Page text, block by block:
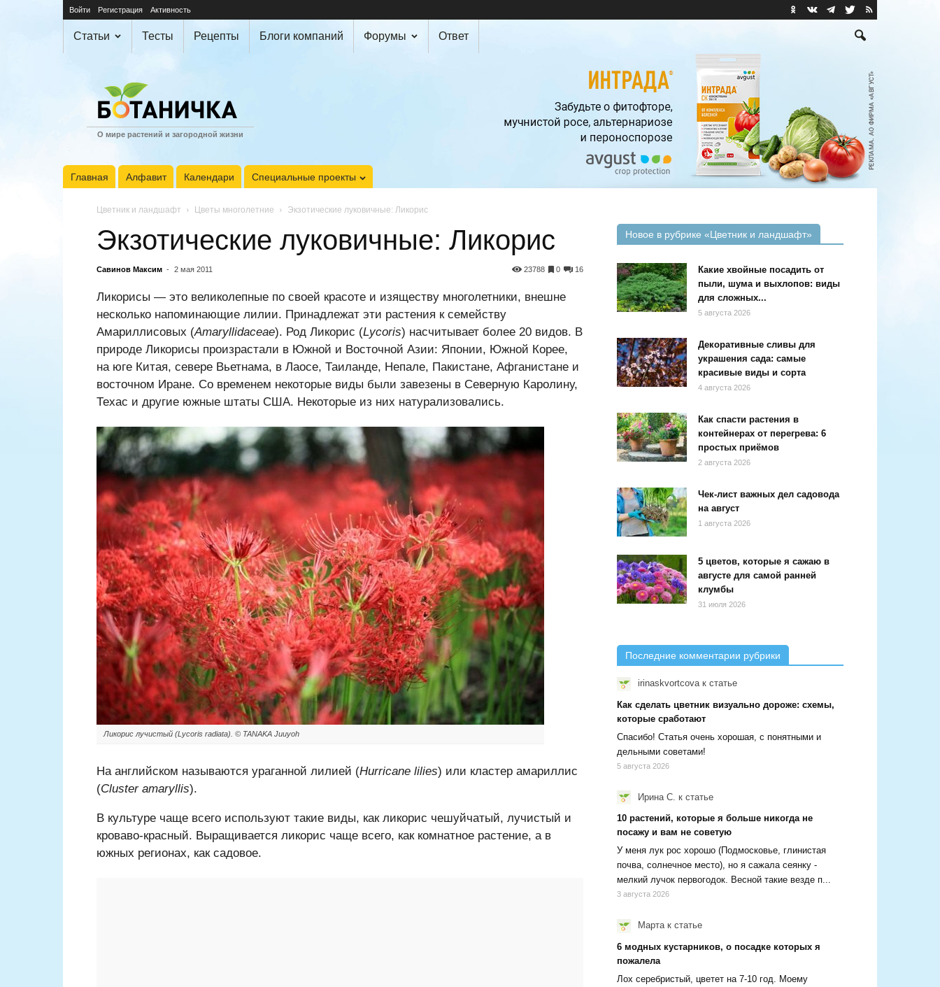
Войти Регистрация Активность
Статьи Тесты Рецепты Блоги компаний Форумы Ответ
О мире растений и загородной жизни
Главная Алфавит Календари Специальные проекты
Цветник и ландшафт Цветы многолетние Экзотические луковичные: Ликорис
Экзотические луковичные: Ликорис
Савинов Максим - 2 мая 2011 16
0
23788
Ликорисы — это великолепные по своей красоте и изяществу многолетники, внешне
несколько напоминающие лилии. Принадлежат эти растения к семейству
Амариллисовых (Amaryllidaceae). Род Ликорис (Lycoris) насчитывает более 20 видов. В
природе Ликорисы произрастали в Южной и Восточной Азии: Японии, Южной Корее,
на юге Китая, севере Вьетнама, в Лаосе, Таиланде, Непале, Пакистане, Афганистане и
восточном Иране. Со временем некоторые виды были завезены в Северную Каролину,
Техас и другие южные штаты США. Некоторые из них натурализовались.
Ликорис лучистый (Lycoris radiata). © TANAKA Juuyoh
На английском называются ураганной лилией (Hurricane lilies) или кластер амариллис
(Cluster amaryllis).
В культуре чаще всего используют такие виды, как ликорис чешуйчатый, лучистый и
кроваво-красный. Выращивается ликорис чаще всего, как комнатное растение, а в
южных регионах, как садовое.
Новое в рубрике «Цветник и ландшафт»
Какие хвойные посадить от
пыли, шума и выхлопов: виды
для сложных...
5 августа 2026
Декоративные сливы для
украшения сада: самые
красивые виды и сорта
4 августа 2026
Как спасти растения в
контейнерах от перегрева: 6
простых приёмов
2 августа 2026
Чек-лист важных дел садовода
на август
1 августа 2026
5 цветов, которые я сажаю в
августе для самой ранней
клумбы
31 июля 2026
Последние комментарии рубрики
irinaskvortcovaк статье
Как сделать цветник визуально дороже: схемы,
которые сработают
Спасибо! Статья очень хорошая, с понятными и
дельными советами!
5 августа 2026
Ирина С. к статье
10 растений, которые я больше никогда не
посажу и вам не советую
У меня лук рос хорошо (Подмосковье, глинистая
почва, солнечное место), но я сажала сеянку -
мелкий лучок первогодок. Весной такие везде п...
3 августа 2026
Мартак статье
6 модных кустарников, о посадке которых я
пожалела
Лох серебристый, цветет на 7-10 год. Моему